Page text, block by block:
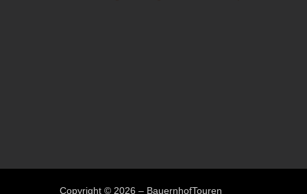
Copyright © 2026 – BauernhofTouren